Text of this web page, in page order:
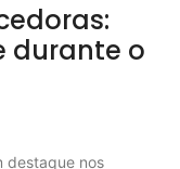
durante o
destaque nos